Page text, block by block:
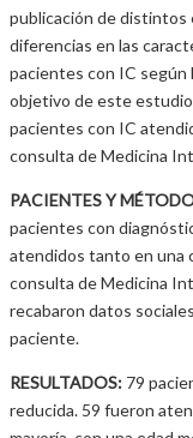
publicación de distintos
diferencias en las
pacientes con IC según
objetivo de este
pacientes con IC
consulta de Medicina
PACIENTES Y
pacientes con
atendidos tanto en una
consulta de Medicina
recabaron datos
paciente.
RESULTADOS: 79
reducida. 59 fueron